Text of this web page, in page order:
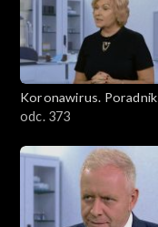
Koronawirus. Poradnik
odc. 373